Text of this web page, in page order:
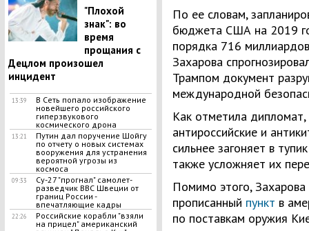
"Плохой
знак": во
время
прощания с
Децлом произошел
инцидент
13:39
​В Сеть попало изображение
новейшего российского
гиперзвукового
космического дрона
13:21
Путин дал поручение Шойгу
по отчету о новых системах
вооружения для устранения
вероятной угрозы из
космоса
09:33
Су-27 "прогнал" самолет-
разведчик ВВС Швеции от
границ России -
впечатляющие кадры
22:26
Российские корабли "взяли
на прицел" американский
По ее словам,
бюджета США на 2019
порядка 716
Захарова
Трампом документ
международной
Как отметила
антироссийские и
сильнее загоняет в
также усложняет их
Помимо этого,
прописанный пункт в
по поставкам оружия